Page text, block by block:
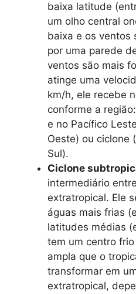
baixa latitude
um olho central
baixa e os ventos
por uma parede
ventos são mais
atinge uma
km/h, ele recebe
conforme a
e no Pacífico
Oeste) ou ciclone
Sul).
Ciclone
intermediário
extratropical. Ele
águas mais frias
latitudes médias
tem um centro
ampla que o
transformar em
extratropical,